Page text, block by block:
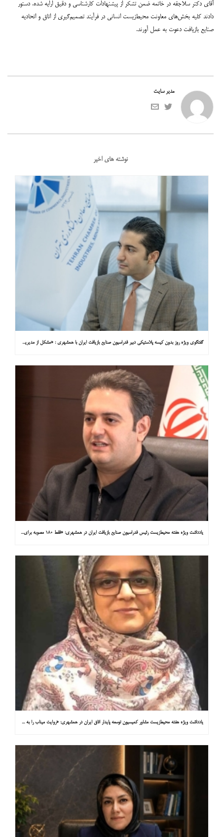
آقای دکتر سلاجقه در خاتمه ضمن تشکر از پیشنهادات کارشناسی و دقیق ارایه شده، دستور
دادند کلیه بخش‌های معاونت محیط‌زیست انسانی در فرآیند تصمیم‌گیری از اتاق و اتحادیه
صنایع بازیافت دعوت به عمل آورند.
مدیر سایت
نوشته های اخیر
گفتگوی ویژه روز بدون کیسه پلاستیکی دبیر فدراسیون صنایع بازیافت ایران با همشهری : «مشکل از مدیریت پسماند پلاستیکی است، نه کیسه پلاستیکی»
یادداشت ویژه هفته محیط‌زیست رئیس فدراسیون صنایع بازیافت ایران در همشهری: «فقط ۱۸۰ مصوبه برای خارج کردن خودروهای فرسوده از خیابان‌ها»
یادداشت ویژه هفته محیط‌زیست مشاور کمیسیون توسعه پایدار اتاق ایران در همشهری: «روایت میناب را به کاپ ۳۱ ببریم»